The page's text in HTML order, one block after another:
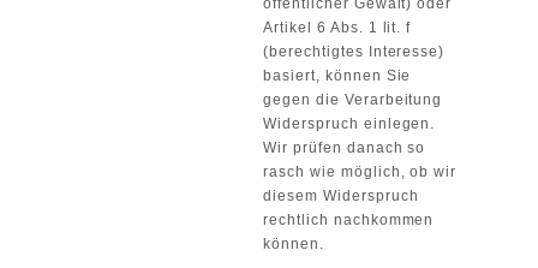
öffentlicher Gewalt) oder
Artikel 6 Abs. 1 lit. f
(berechtigtes Interesse)
basiert, können Sie
gegen die Verarbeitung
Widerspruch einlegen.
Wir prüfen danach so
rasch wie möglich, ob wir
diesem Widerspruch
rechtlich nachkommen
können.